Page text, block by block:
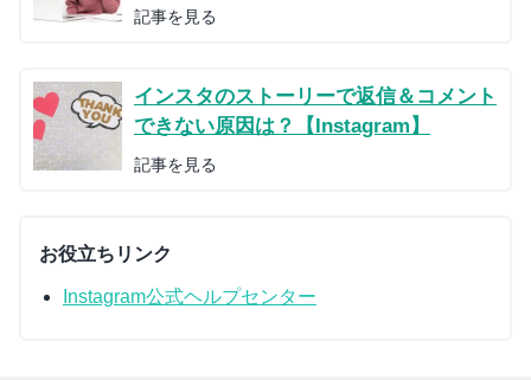
記事を見る
インスタのストーリーで返信＆コメント
できない原因は？【Instagram】
記事を見る
お役立ちリンク
Instagram公式ヘルプセンター